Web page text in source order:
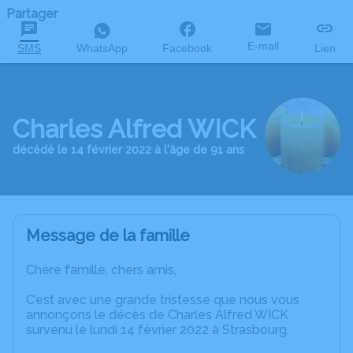
Partager
SMS WhatsApp Facebook E-mail Lien
Charles Alfred WICK
décédé le 14 février 2022 à l'âge de 91 ans
Message de la famille
Chère famille, chers amis,
C’est avec une grande tristesse que nous vous
annonçons le décès de Charles Alfred WICK
survenu le lundi 14 février 2022 à Strasbourg.